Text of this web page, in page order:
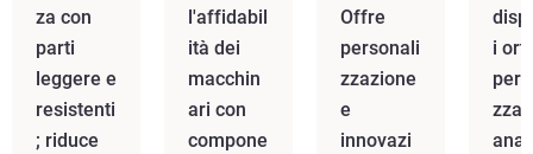
za con
parti
leggere e
resistenti
; riduce
l'affidabil
ità dei
macchin
ari con
compone
Offre
personali
zzazione
e
innovazi
i